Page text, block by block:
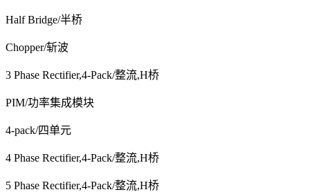
Half Bridge/半桥
Chopper/斩波
3 Phase Rectifier,4-Pack/整流,H桥
PIM/功率集成模块
4-pack/四单元
4 Phase Rectifier,4-Pack/整流,H桥
5 Phase Rectifier,4-Pack/整流,H桥